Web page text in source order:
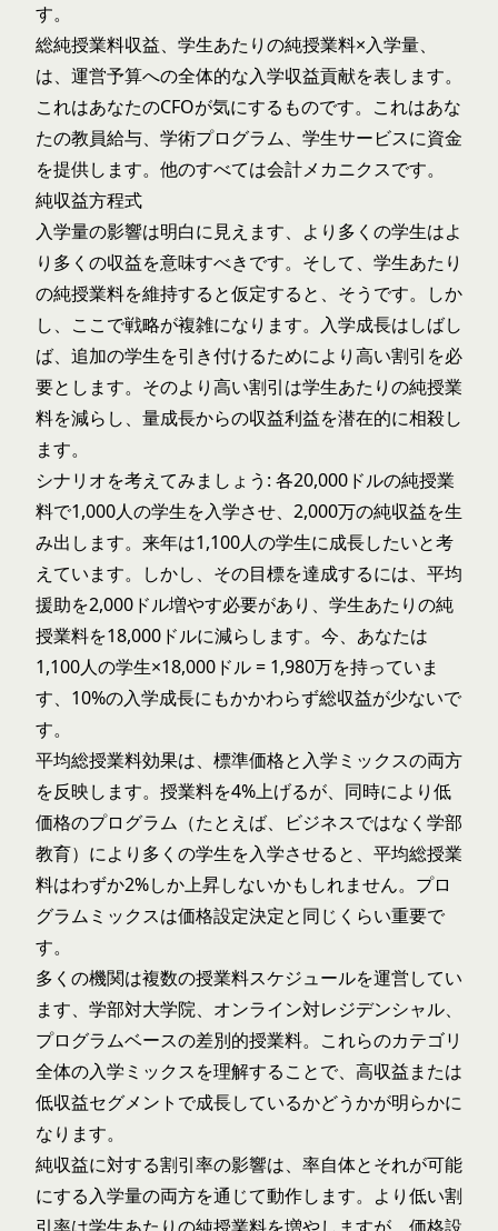
す。
総純授業料収益、学生あたりの純授業料×入学量、
は、運営予算への全体的な入学収益貢献を表します。
これはあなたのCFOが気にするものです。これはあな
たの教員給与、学術プログラム、学生サービスに資金
を提供します。他のすべては会計メカニクスです。
純収益方程式
入学量の影響は明白に見えます、より多くの学生はよ
り多くの収益を意味すべきです。そして、学生あたり
の純授業料を維持すると仮定すると、そうです。しか
し、ここで戦略が複雑になります。入学成長はしばし
ば、追加の学生を引き付けるためにより高い割引を必
要とします。そのより高い割引は学生あたりの純授業
料を減らし、量成長からの収益利益を潜在的に相殺し
ます。
シナリオを考えてみましょう: 各20,000ドルの純授業
料で1,000人の学生を入学させ、2,000万の純収益を生
み出します。来年は1,100人の学生に成長したいと考
えています。しかし、その目標を達成するには、 平均
援助を2,000ドル増やす必要があり、学生あたりの純
授業料を18,000ドルに減らします。今、あなたは
1,100人の学生×18,000ドル = 1,980万を持っていま
す、10%の入学成長にもかかわらず総収益が少ないで
す。
平均総授業料効果は、標準価格と入学ミックスの両方
を反映します。授業料を4%上げるが、同時により低
価格のプログラム（たとえば、ビジネスではなく学部
教育）により多くの学生を入学させると、平均総授業
料はわずか2%しか上昇しないかもしれません。プロ
グラムミックスは価格設定決定と同じくらい重要で
す。
多くの機関は複数の授業料スケジュールを運営してい
ます、学部対大学院、オンライン対レジデンシャル、
プログラムベースの差別的授業料。これらのカテゴリ
全体の入学ミックスを理解することで、高収益または
低収益セグメントで成長しているかどうかが明らかに
なります。
純収益に対する割引率の影響は、率自体とそれが可能
にする入学量の両方を通じて動作します。より低い割